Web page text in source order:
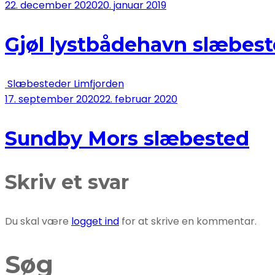
22. december 202020. januar 2019
Gjøl lystbådehavn
Slæbesteder Limfjorden
17. september 202022. februar 2020
Sundby Mors slæbested
Skriv et svar
Du skal være logget ind for at skrive en kommentar.
Søg